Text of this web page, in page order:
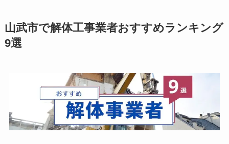
山武市で解体工事業者おすすめランキング
9選